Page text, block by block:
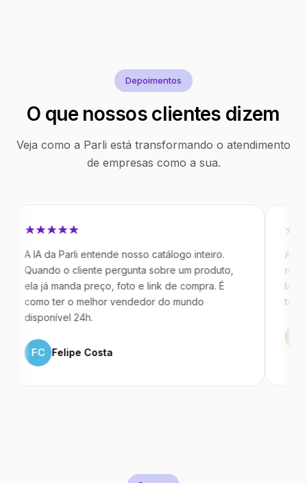
Depoimentos
O que nossos clientes dizem
Veja como a Parli está transformando o atendimento
de empresas como a sua.
da Parli entende nosso catálogo inteiro.
o cliente pergunta sobre um produto,
já manda preço, foto e link de compra. É
ter o melhor vendedor do mundo
24h.
Felipe Costa
Antes da
mandavam
IA atende
temos 40%